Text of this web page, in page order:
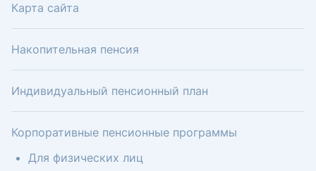
Карта сайта
Накопительная пенсия
Индивидуальный пенсионный план
Корпоративные пенсионные программы
Для физических лиц